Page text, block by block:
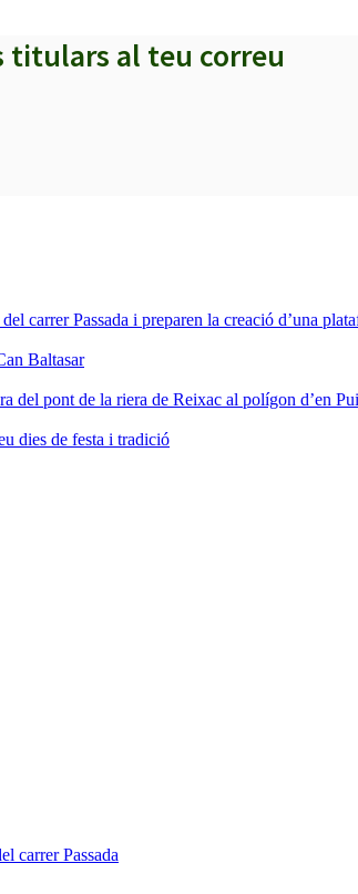
titulars al teu correu
carrer Passada i preparen la creació d’una
Baltasar
del pont de la riera de Reixac al polígon d’en
dies de festa i tradició
carrer Passada